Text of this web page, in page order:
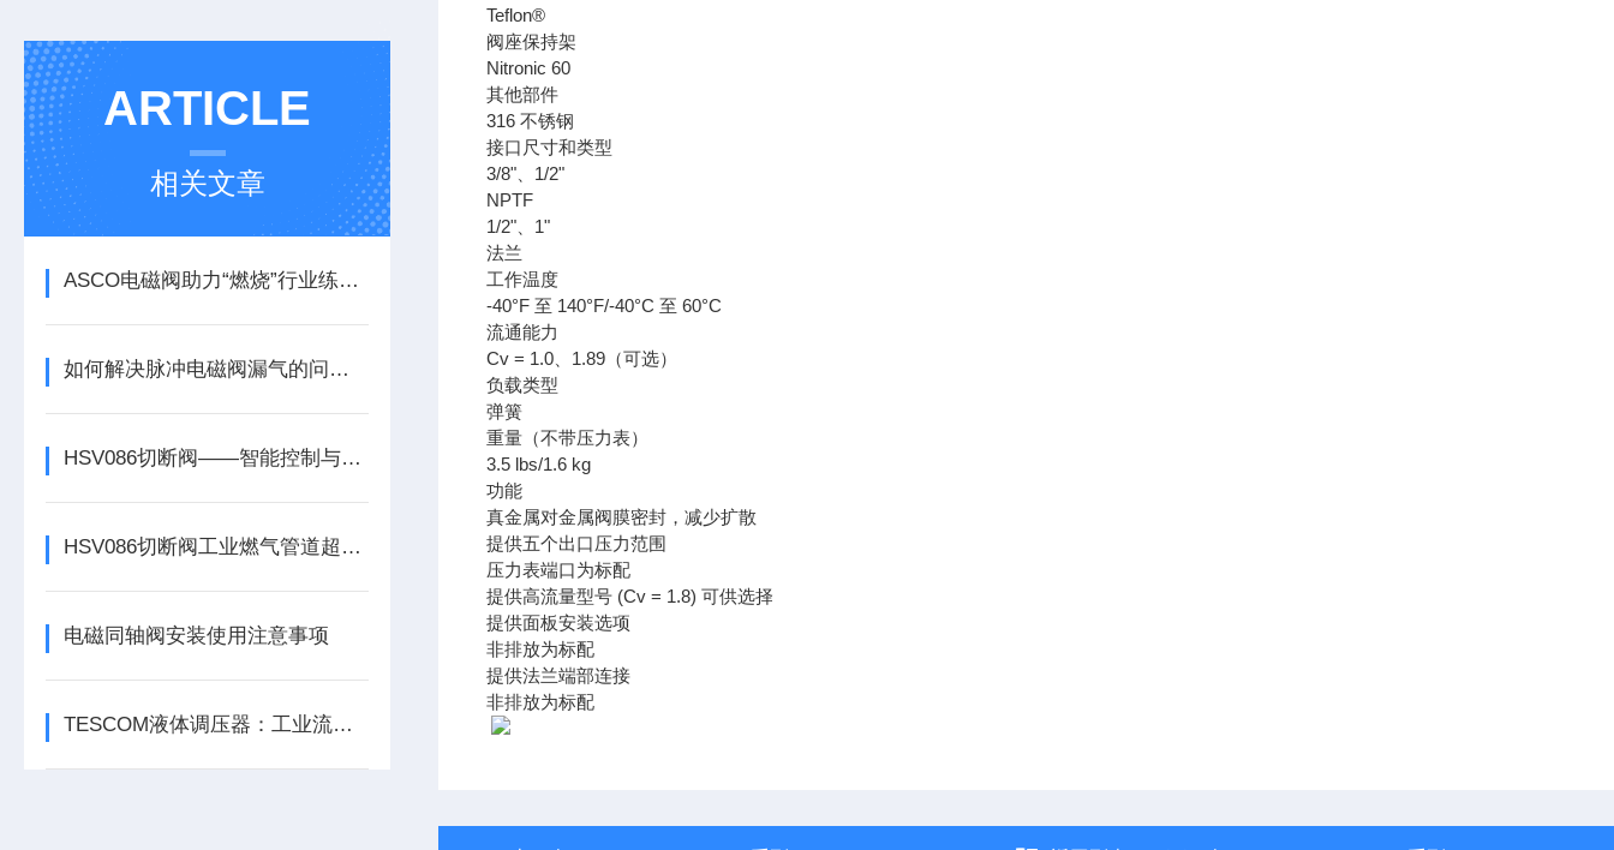
ARTICLE
相关文章
ASCO电磁阀助力“燃烧”行业练好内功
如何解决脉冲电磁阀漏气的问题？
HSV086切断阀——智能控制与快速切断，提升工业管道系统的安全性
HSV086切断阀工业燃气管道超压泄压场景下的安全防护原理
电磁同轴阀安装使用注意事项
TESCOM液体调压器：工业流体压力的“稳定之锚”
Teflon®
阀座保持架
Nitronic 60
其他部件
316 不锈钢
接口尺寸和类型
3/8"、1/2"
NPTF
1/2"、1"
法兰
工作温度
-40°F 至 140°F/-40°C 至 60°C
流通能力
Cv = 1.0、1.89（可选）
负载类型
弹簧
重量（不带压力表）
3.5 lbs/1.6 kg
功能
真金属对金属阀膜密封，减少扩散
提供五个出口压力范围
压力表端口为标配
提供高流量型号 (Cv = 1.8) 可供选择
提供面板安装选项
非排放为标配
提供法兰端部连接
非排放为标配